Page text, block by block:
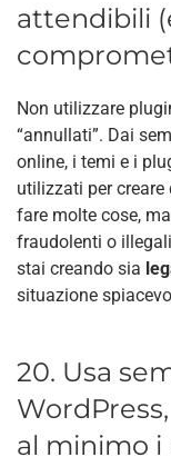
attendibili
Non utilizzare
“annullati”. Dai
online, i temi e i
utilizzati per
fare molte cose,
fraudolenti o
stai creando sia
situazione
20. Usa
al minimo i